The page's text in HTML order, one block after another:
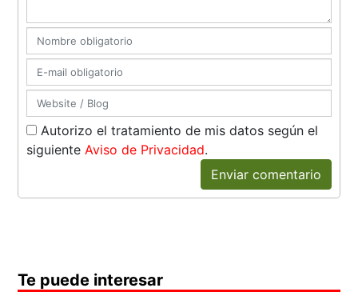
Autorizo el tratamiento de mis datos según el
siguiente Aviso de Privacidad.
Enviar comentario
Te puede interesar